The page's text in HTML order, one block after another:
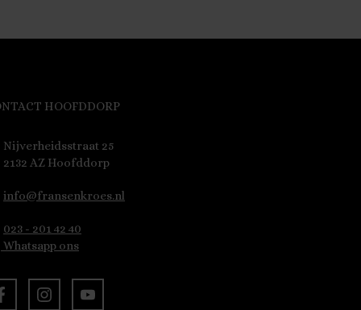
HOOFDDORP
Nijverheidsstraat 25
2132 AZ Hoofddorp
info@fransenkroes.nl
023 - 201 42 40
Whatsapp ons